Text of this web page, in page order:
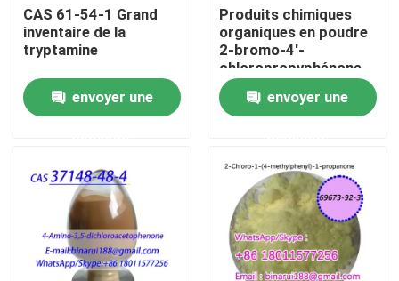
Contrôle de la qualité
Demandez un devis
Matières premières chimiques quotidiennes
Matière première de produits chimiques inorganiques
intermédiaires chimiques fines
CAS 61-54-1 Grand
inventaire de la
tryptamine
envoyer une
Produits chimiques
organiques en poudre
2-bromo-4'-
chloropropyphénone
Cas 877-37-2 2-
bromo-1- ((4-
chlorophényl)
envoyer une